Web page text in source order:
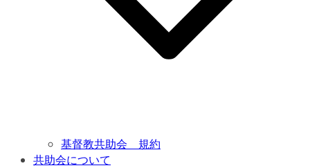
基督教共助会 規約
共助会について